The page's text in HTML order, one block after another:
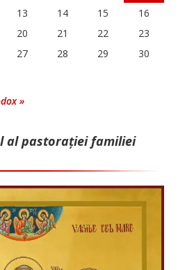
13 14 15
16
20 21 22
23
27 28 29
30
»
al pastorației familiei